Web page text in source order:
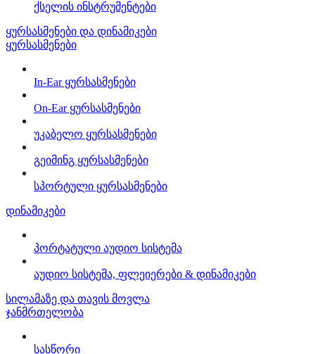
ქსელის ინსტრუმენტები
ყურსასმენები და დინამიკები
ყურსასმენები
In-Ear ყურსასმენები
On-Ear ყურსასმენები
უკაბელო ყურსასმენები
გეიმინგ ყურსასმენები
სპორტული ყურსასმენები
დინამიკები
პორტატული აუდიო სისტემა
აუდიო სისტემა, ფლეიერები & დინამიკები
სილამაზე და თავის მოვლა
ჯანმრთელობა
სასწორი